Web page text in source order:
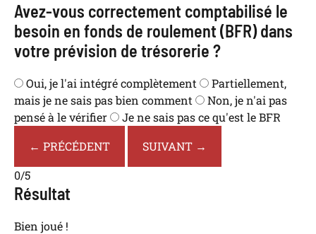
Avez-vous correctement comptabilisé le
besoin en fonds de roulement (BFR) dans
votre prévision de trésorerie ?
Oui, je l'ai intégré complètement
Partiellement,
mais je ne sais pas bien comment
Non, je n'ai pas
pensé à le vérifier
Je ne sais pas ce qu'est le BFR
← PRÉCÉDENT
SUIVANT →
0/5
Résultat
Bien joué !